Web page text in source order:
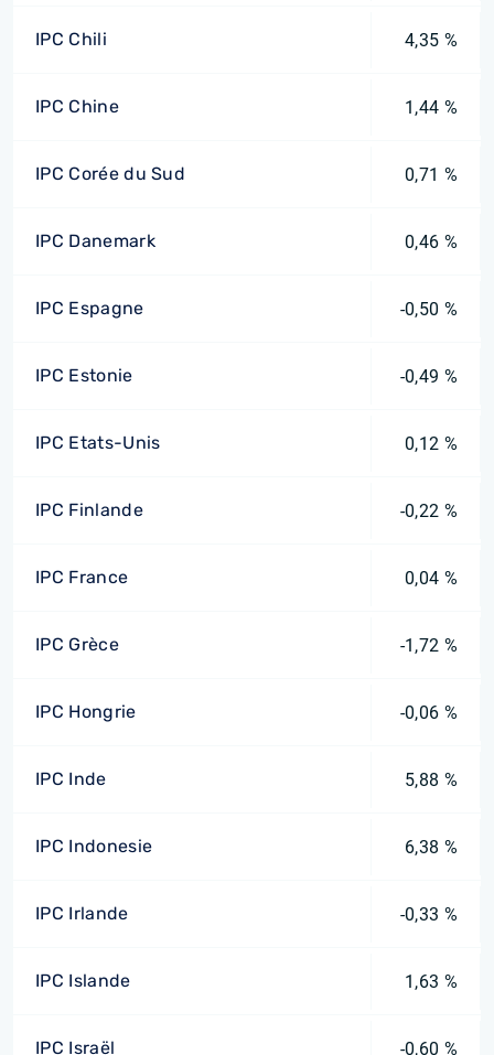
IPC Chili 4,35 %
IPC Chine 1,44 %
IPC Corée du Sud 0,71 %
IPC Danemark 0,46 %
IPC Espagne -0,50 %
IPC Estonie -0,49 %
IPC Etats-Unis 0,12 %
IPC Finlande -0,22 %
IPC France 0,04 %
IPC Grèce -1,72 %
IPC Hongrie -0,06 %
IPC Inde 5,88 %
IPC Indonesie 6,38 %
IPC Irlande -0,33 %
IPC Islande 1,63 %
IPC Israël -0,60 %